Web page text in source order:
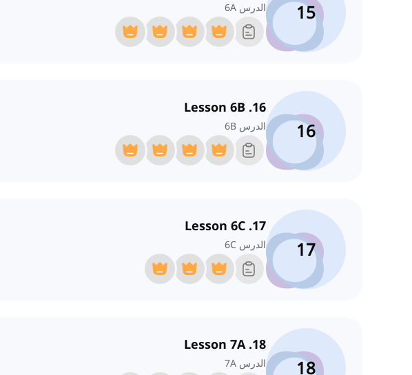
15
الدرس 6A
16
16. Lesson 6B
الدرس 6B
17
17. Lesson 6C
الدرس 6C
18
18. Lesson 7A
الدرس 7A